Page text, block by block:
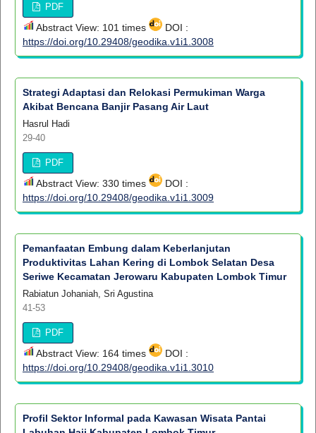
PDF
Abstract View: 101 times
DOI :
https://doi.org/10.29408/geodika.v1i1.3008
Strategi Adaptasi dan Relokasi Permukiman Warga
Akibat Bencana Banjir Pasang Air Laut
Hasrul Hadi
29-40
PDF
Abstract View: 330 times
DOI :
https://doi.org/10.29408/geodika.v1i1.3009
Pemanfaatan Embung dalam Keberlanjutan
Produktivitas Lahan Kering di Lombok Selatan Desa
Seriwe Kecamatan Jerowaru Kabupaten Lombok Timur
Rabiatun Johaniah, Sri Agustina
41-53
PDF
Abstract View: 164 times
DOI :
https://doi.org/10.29408/geodika.v1i1.3010
Profil Sektor Informal pada Kawasan Wisata Pantai